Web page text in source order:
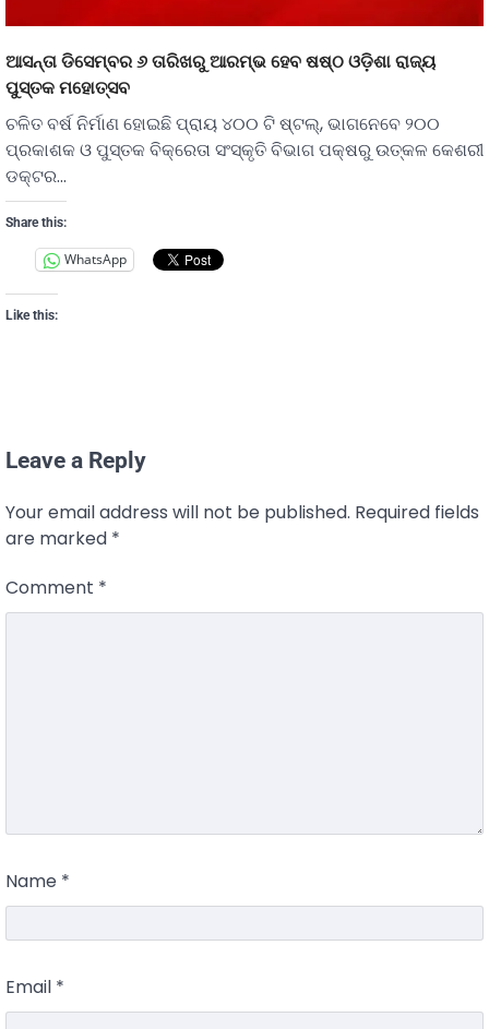
ଆସନ୍ତା ଡିସେମ୍ବର ୬ ତାରିଖରୁ ଆରମ୍ଭ ହେବ ଷଷ୍ଠ ଓଡ଼ିଶା ରାଜ୍ୟ
ପୁସ୍ତକ ମହୋତ୍ସବ
ଚଳିତ ବର୍ଷ ନିର୍ମାଣ ହୋଇଛି ପ୍ରାୟ ୪୦୦ ଟି ଷ୍ଟଲ୍‌, ଭାଗନେବେ ୨୦୦
ପ୍ରକାଶକ ଓ ପୁସ୍ତକ ବିକ୍ରେତା ସଂସ୍କୃତି ବିଭାଗ ପକ୍ଷରୁ ଉତ୍କଳ କେଶରୀ
ଡକ୍ଟର…
Share this:
WhatsApp
Like this:
Leave a Reply
Your email address will not be published. Required fields
are marked *
Comment *
Name *
Email *